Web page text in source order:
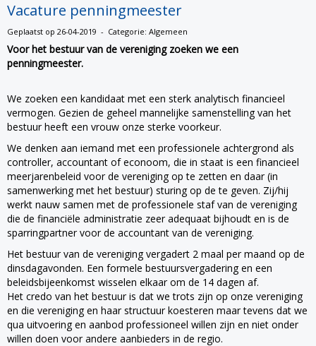
Vacature penningmeester
Geplaatst op 26-04-2019 - Categorie: Algemeen
Voor het bestuur van de vereniging zoeken we een
penningmeester.
We zoeken een kandidaat met een sterk analytisch financieel
vermogen. Gezien de geheel mannelijke samenstelling van het
bestuur heeft een vrouw onze sterke voorkeur.
We denken aan iemand met een professionele achtergrond als
controller, accountant of econoom, die in staat is een financieel
meerjarenbeleid voor de vereniging op te zetten en daar (in
samenwerking met het bestuur) sturing op de te geven. Zij/hij
werkt nauw samen met de professionele staf van de vereniging
die de financiële administratie zeer adequaat bijhoudt en is de
sparringpartner voor de accountant van de vereniging.
Het bestuur van de vereniging vergadert 2 maal per maand op de
dinsdagavonden. Een formele bestuursvergadering en een
beleidsbijeenkomst wisselen elkaar om de 14 dagen af.
Het credo van het bestuur is dat we trots zijn op onze vereniging
en die vereniging en haar structuur koesteren maar tevens dat we
qua uitvoering en aanbod professioneel willen zijn en niet onder
willen doen voor andere aanbieders in de regio.